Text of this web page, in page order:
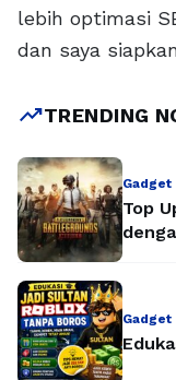
lebih optimasi
dan saya
trending_upTRENDING
Gadget
Top
Gadget